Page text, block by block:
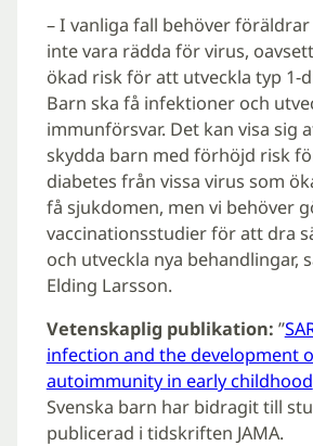
– I vanliga fall behöver
inte vara rädda för virus,
ökad risk för att utveckla typ 1-
Barn ska få infektioner och
immunförsvar. Det kan visa sig
skydda barn med förhöjd risk
diabetes från vissa virus som
få sjukdomen, men vi behöver
vaccinationsstudier för att dra
och utveckla nya behandlingar,
Elding Larsson.
Vetenskaplig publikation: ”
infection and the development
autoimmunity in early childhood
Svenska barn har bidragit till
publicerad i tidskriften JAMA.